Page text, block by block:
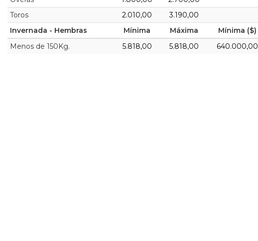
Toros
2.010,00
3.190,00
Invernada - Hembras
Mínima Máxima Mínima ($)
Menos de 150Kg.
5.818,00 5.818,00 640.000,00